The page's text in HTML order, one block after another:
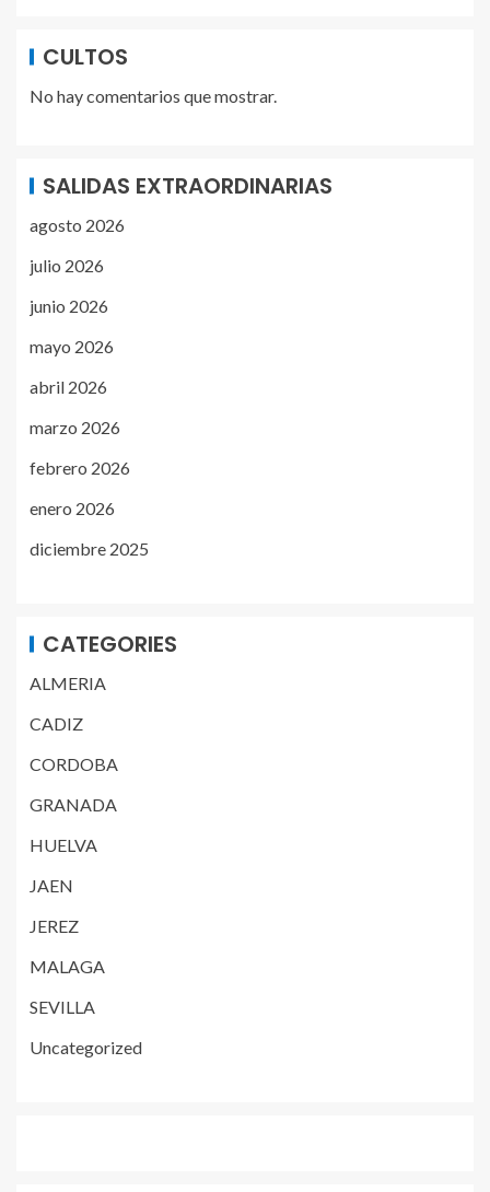
CULTOS
No hay comentarios que mostrar.
SALIDAS EXTRAORDINARIAS
agosto 2026
julio 2026
junio 2026
mayo 2026
abril 2026
marzo 2026
febrero 2026
enero 2026
diciembre 2025
CATEGORIES
ALMERIA
CADIZ
CORDOBA
GRANADA
HUELVA
JAEN
JEREZ
MALAGA
SEVILLA
Uncategorized